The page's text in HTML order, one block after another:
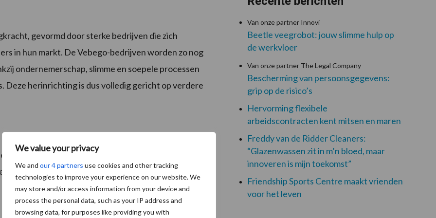
We value your privacy
We and our 4 partners use cookies and other tracking
technologies to improve your experience on our website. We
may store and/or access information from your device and
process the personal data, such as your IP address and
browsing data, for purposes like providing you with
gevormd door sterke bedrijven die zich
in hun markt. De Vebego-bedrijven worden zo nog
ondernemerschap, slimme en soepele processen
Deze herinrichting is dus volledig gericht op verdere
helft van 2021 worden besloten hoe de
gaat worden en met welk tijdspad. Vebego
Van onze partner Innovi
Beetle veegrobot: jouw slimme hulp op
de werkvloer
Van onze partner The Legal Company
Bescherming van persoonsgegevens:
grip op de risico’s
Hervorming flexibele
arbeidscontracten kent mitsen en maren
Freddy van de Ridder Cleaners:
“Glazenwassen zit in m’n bloed, maar
innoveren is mijn toekomst”
Friendship Sports Centre maakt vrienden
voor het leven